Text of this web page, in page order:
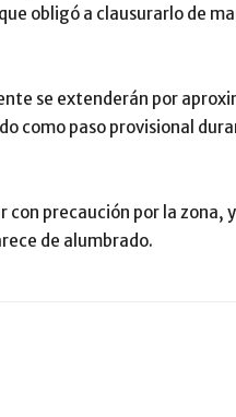
obligó a clausurarlo de
se extenderán por
como paso provisional
precaución por la zona,
de alumbrado.